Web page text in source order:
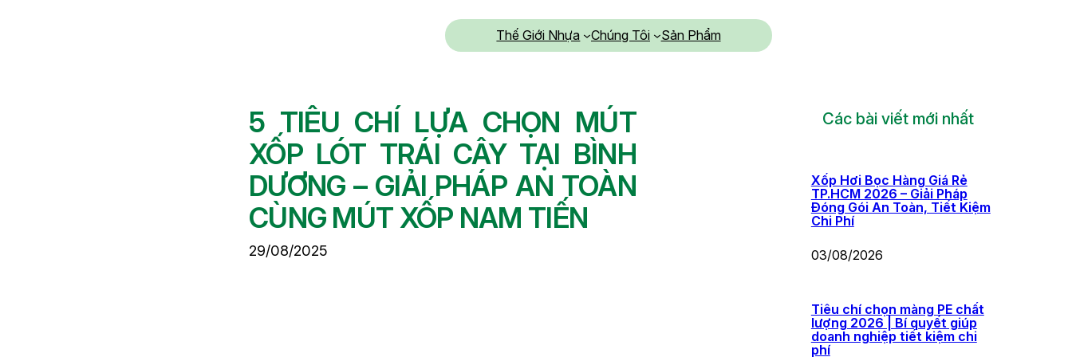
Thế Giới Nhựa Chúng Tôi Sản Phẩm
5 TIÊU CHÍ LỰA CHỌN MÚT
XỐP LÓT TRÁI CÂY TẠI BÌNH
DƯƠNG – GIẢI PHÁP AN TOÀN
CÙNG MÚT XỐP NAM TIẾN
29/08/2025
Các bài viết mới nhất
Xốp Hơi Bọc Hàng Giá Rẻ
TP.HCM 2026 – Giải Pháp
Đóng Gói An Toàn, Tiết Kiệm
Chi Phí
03/08/2026
Tiêu chí chọn màng PE chất
lượng 2026 | Bí quyết giúp
doanh nghiệp tiết kiệm chi
phí